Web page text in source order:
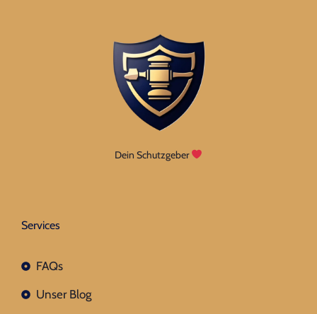
Dein Schutzgeber
Services
FAQs
Unser Blog